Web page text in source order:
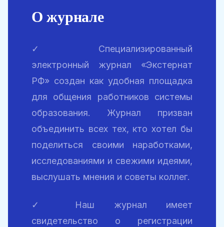
О журнале
✓ Специализированный
электронный журнал «Экстернат
РФ» создан как удобная площадка
для общения работников системы
образования. Журнал призван
объединить всех тех, кто хотел бы
поделиться своими наработками,
исследованиями и свежими идеями,
выслушать мнения и советы коллег.
✓ Наш журнал имеет
свидетельство о регистрации